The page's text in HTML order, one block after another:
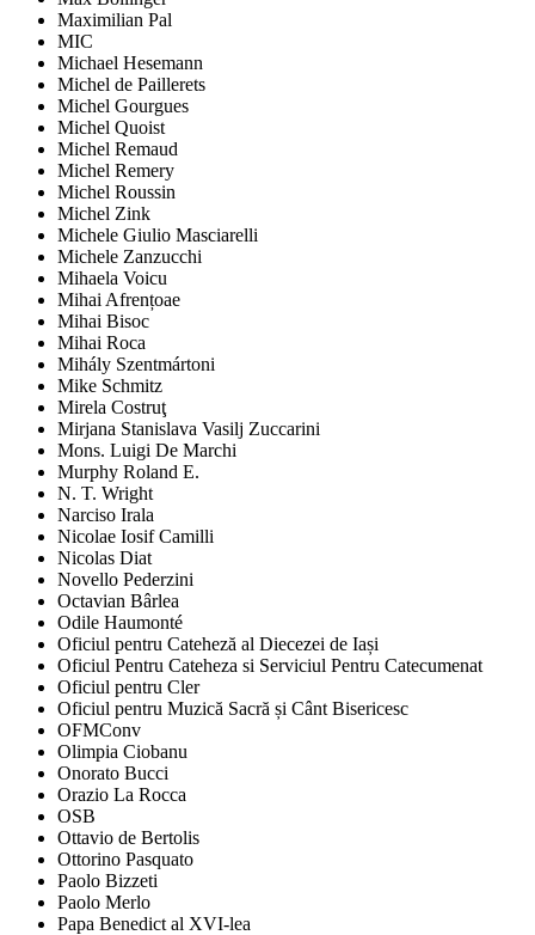
Maximilian Pal
MIC
Michael Hesemann
Michel de Paillerets
Michel Gourgues
Michel Quoist
Michel Remaud
Michel Remery
Michel Roussin
Michel Zink
Michele Giulio Masciarelli
Michele Zanzucchi
Mihaela Voicu
Mihai Afrențoae
Mihai Bisoc
Mihai Roca
Mihály Szentmártoni
Mike Schmitz
Mirela Costruţ
Mirjana Stanislava Vasilj Zuccarini
Mons. Luigi De Marchi
Murphy Roland E.
N. T. Wright
Narciso Irala
Nicolae Iosif Camilli
Nicolas Diat
Novello Pederzini
Octavian Bârlea
Odile Haumonté
Oficiul pentru Cateheză al Diecezei de Iași
Oficiul Pentru Cateheza si Serviciul Pentru Catecumenat
Oficiul pentru Cler
Oficiul pentru Muzică Sacră și Cânt Bisericesc
OFMConv
Olimpia Ciobanu
Onorato Bucci
Orazio La Rocca
OSB
Ottavio de Bertolis
Ottorino Pasquato
Paolo Bizzeti
Paolo Merlo
Papa Benedict al XVI-lea